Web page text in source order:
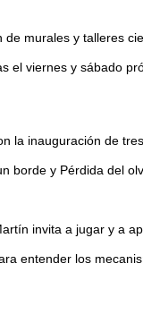
murales y talleres
el viernes y sábado
la inauguración de
borde y Pérdida del
invita a jugar y a
entender los